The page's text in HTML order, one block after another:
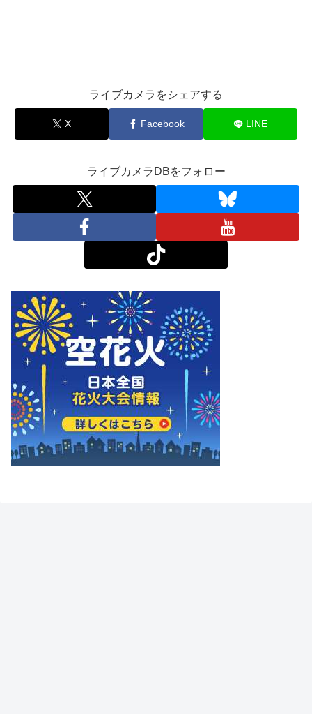
ライブカメラをシェアする
X Facebook LINE
ライブカメラDBをフォロー